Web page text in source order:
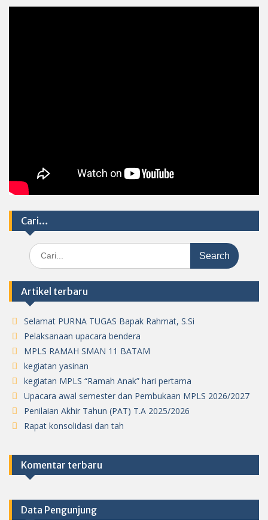
Cari…
Search
for:
Artikel terbaru
Selamat PURNA TUGAS Bapak Rahmat, S.Si
Pelaksanaan upacara bendera
MPLS RAMAH SMAN 11 BATAM
kegiatan yasinan
kegiatan MPLS “Ramah Anak” hari pertama
Upacara awal semester dan Pembukaan MPLS 2026/2027
Penilaian Akhir Tahun (PAT) T.A 2025/2026
Rapat konsolidasi dan tah
Komentar terbaru
Data Pengunjung